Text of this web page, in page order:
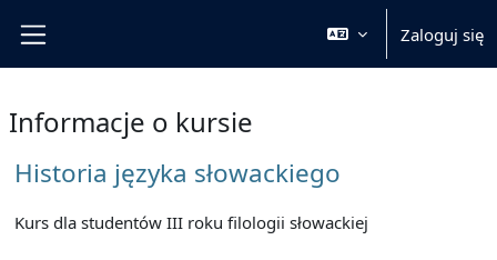
Zaloguj się
Informacje o kursie
Historia języka słowackiego
Kurs dla studentów III roku filologii słowackiej